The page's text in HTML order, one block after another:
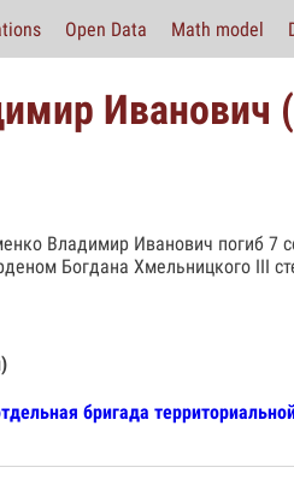
Open Data Math model
Иванович
Владимир Иванович погиб 7
Богдана Хмельницкого III
бригада